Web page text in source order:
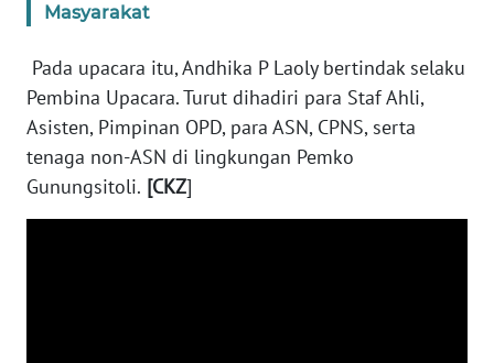
Masyarakat
Pada upacara itu, Andhika P Laoly bertindak selaku
Pembina Upacara. Turut dihadiri para Staf Ahli,
Asisten, Pimpinan OPD, para ASN, CPNS, serta
tenaga non-ASN di lingkungan Pemko
Gunungsitoli. [CKZ]
BABEL
WN
SUMBAR